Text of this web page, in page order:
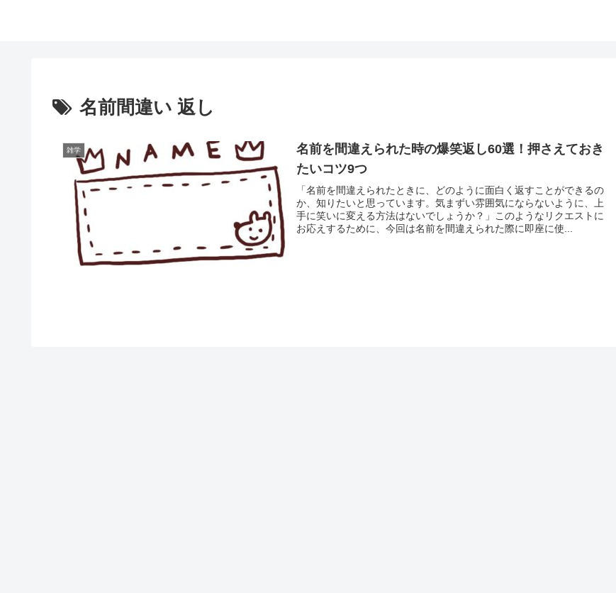
名前間違い 返し
雑学
名前を間違えられた時の爆笑返し60選！押さえておき
たいコツ9つ
「名前を間違えられたときに、どのように面白く返すことができるの
か、知りたいと思っています。気まずい雰囲気にならないように、上
手に笑いに変える方法はないでしょうか？」このようなリクエストに
お応えするために、今回は名前を間違えられた際に即座に使...